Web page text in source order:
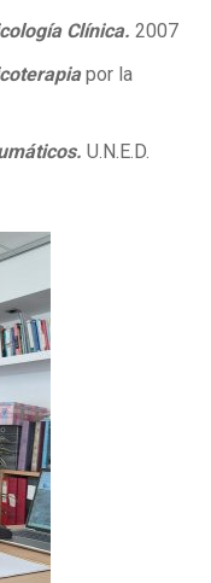
Clínica. 2007
por la
U.N.E.D.